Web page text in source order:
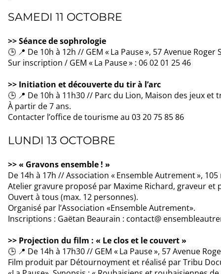
SAMEDI 11 OCTOBRE
>> Séance de sophrologie
🕒 📍 De 10h à 12h // GEM « La Pause », 57 Avenue
Sur inscription / GEM « La Pause » : 06 02 01 25 46
>> Initiation et découverte du tir à l’arc
🕒 📍 De 10h à 11h30 // Parc du Lion, Maison des jeux
À partir de 7 ans.
Contacter l’office de tourisme au 03 20 75 85 86
LUNDI 13 OCTOBRE
>> « Gravons ensemble ! »
De 14h à 17h // Association « Ensemble Autrement »,
Atelier gravure proposé par Maxime Richard, graveur et
Ouvert à tous (max. 12 personnes).
Organisé par l’Association «Ensemble Autrement».
Inscriptions : Gaëtan Beaurain : contact@
>> Projection du film : « Le clos et le couvert »
🕒 📍 De 14h à 17h30 // GEM « La Pause », 57 Avenue
Film produit par Détournoyment et réalisé par Tribu